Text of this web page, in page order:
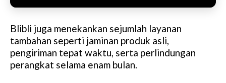
Blibli juga menekankan sejumlah layanan
tambahan seperti jaminan produk asli,
pengiriman tepat waktu, serta perlindungan
perangkat selama enam bulan.